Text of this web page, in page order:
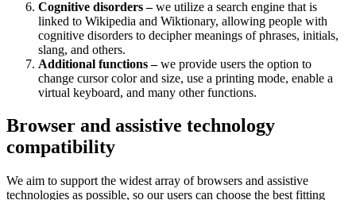
Cognitive disorders –we utilize a search engine that is
linked to Wikipedia and Wiktionary, allowing people with
cognitive disorders to decipher meanings of phrases, initials,
slang, and others.
Additional functions –we provide users the option to
change cursor color and size, use a printing mode, enable a
virtual keyboard, and many other functions.
Browser and assistive technology
compatibility
We aim to support the widest array of browsers and assistive
technologies as possible, so our users can choose the best fitting